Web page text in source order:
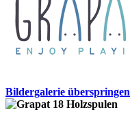
Bildergalerie überspringen